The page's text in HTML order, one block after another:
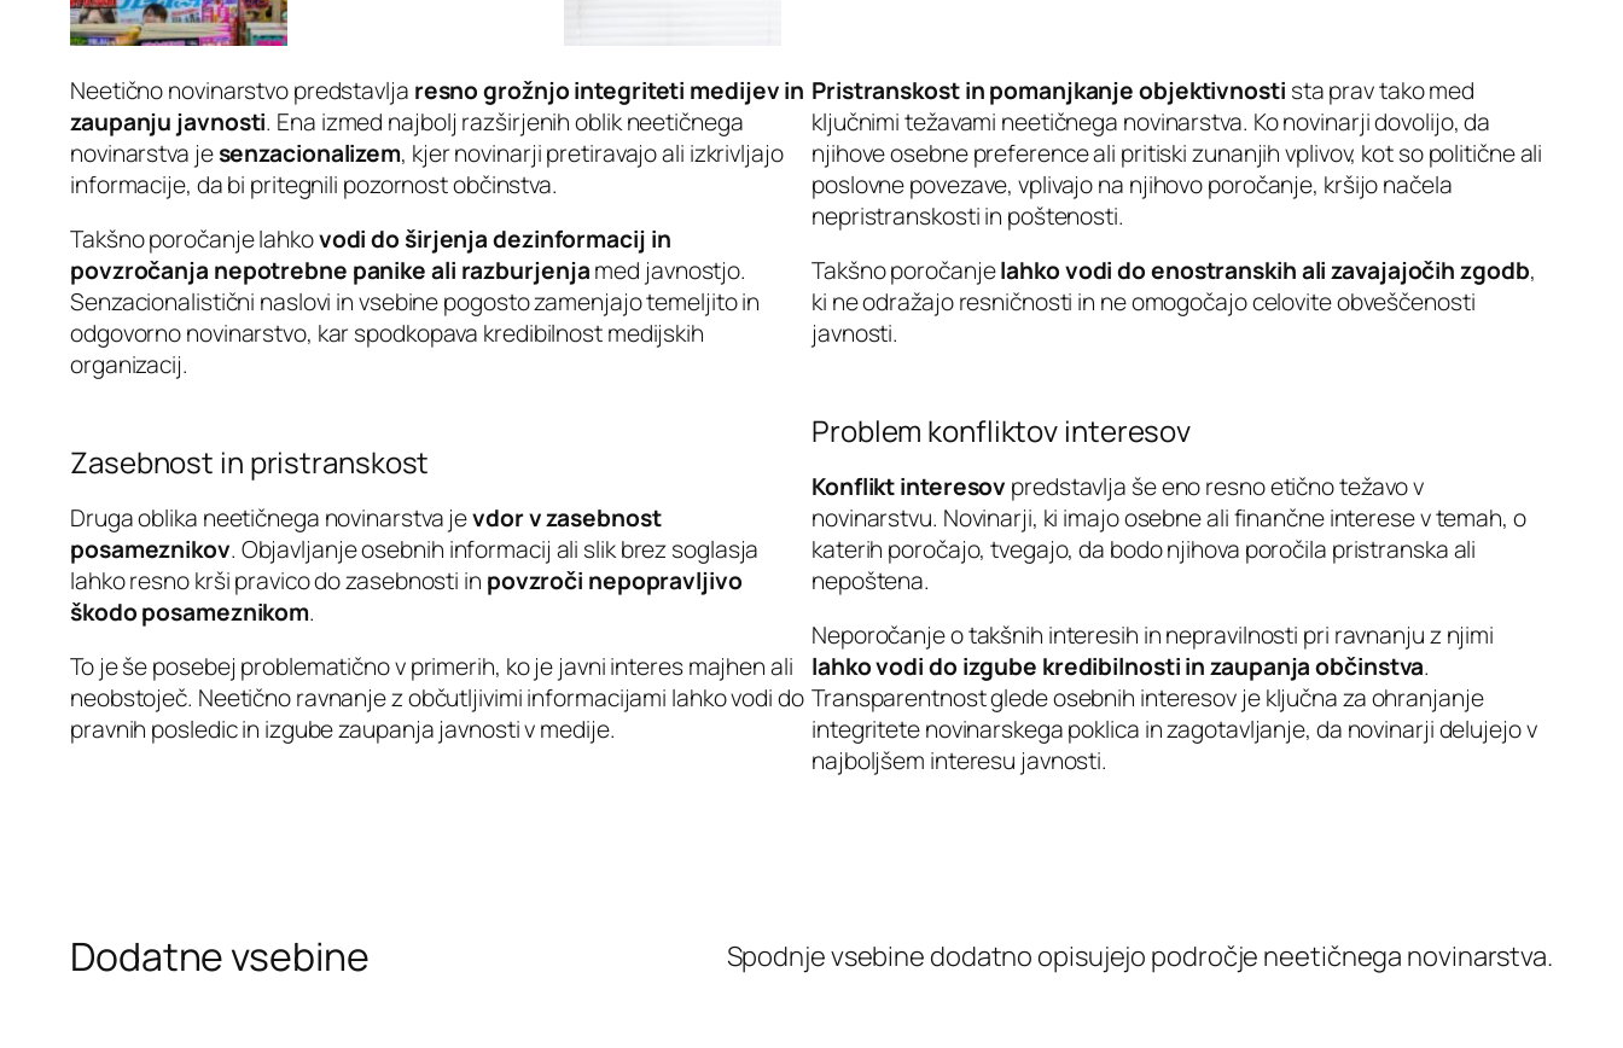
Neetično novinarstvo predstavlja resno grožnjo integriteti medijev in
zaupanju javnosti. Ena izmed najbolj razširjenih oblik neetičnega
novinarstva jesenzacionalizem, kjer novinarji pretiravajo ali izkrivljajo
informacije, da bi pritegnili pozornost občinstva.
Takšno poročanje lahkovodi do širjenja dezinformacij in
povzročanja nepotrebne panike ali razburjenjamed javnostjo.
Senzacionalistični naslovi in vsebine pogosto zamenjajo temeljito in
odgovorno novinarstvo, kar spodkopava kredibilnost medijskih
organizacij.
Zasebnost in pristranskost
Druga oblika neetičnega novinarstva jevdor v zasebnost
posameznikov. Objavljanje osebnih informacij ali slik brez soglasja
lahko resno krši pravico do zasebnosti in povzroči nepopravljivo
škodo posameznikom.
To je še posebej problematično v primerih, ko je javni interes majhen ali
neobstoječ. Neetično ravnanje z občutljivimi informacijami lahko vodi do
pravnih posledic in izgube zaupanja javnosti v medije.
Pristranskost in pomanjkanje objektivnosti sta prav tako med
ključnimi težavami neetičnega novinarstva. Ko novinarji dovolijo, da
njihove osebne preference ali pritiski zunanjih vplivov, kot so politične ali
poslovne povezave, vplivajo na njihovo poročanje, kršijo načela
nepristranskosti in poštenosti.
Takšno poročanjelahko vodi do enostranskih ali zavajajočih zgodb,
ki ne odražajo resničnosti in ne omogočajo celovite obveščenosti
javnosti.
Problem konfliktov interesov
Konflikt interesov predstavlja še eno resno etično težavo v
novinarstvu. Novinarji, ki imajo osebne ali finančne interese v temah, o
katerih poročajo, tvegajo, da bodo njihova poročila pristranska ali
nepoštena.
Neporočanje o takšnih interesih in nepravilnosti pri ravnanju z njimi
lahko vodi do izgube kredibilnosti in zaupanja občinstva.
Transparentnost glede osebnih interesov je ključna za ohranjanje
integritete novinarskega poklica in zagotavljanje, da novinarji delujejo v
najboljšem interesu javnosti.
Dodatne vsebine Spodnje vsebine dodatno opisujejo področje neetičnega novinarstva.